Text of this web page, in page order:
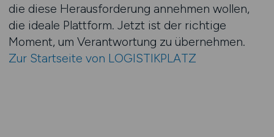
die diese Herausforderung annehmen wollen,
die ideale Plattform. Jetzt ist der richtige
Moment, um Verantwortung zu übernehmen.
Zur Startseite von LOGISTIKPLATZ